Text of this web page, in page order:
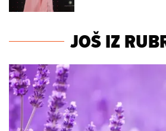
JOŠ IZ